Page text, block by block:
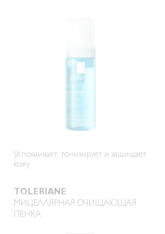
Успокаивает, тонизирует и защищает
кожу
TOLERIANE
МИЦЕЛЛЯРНАЯ ОЧИЩАЮЩАЯ
ПЕНКА